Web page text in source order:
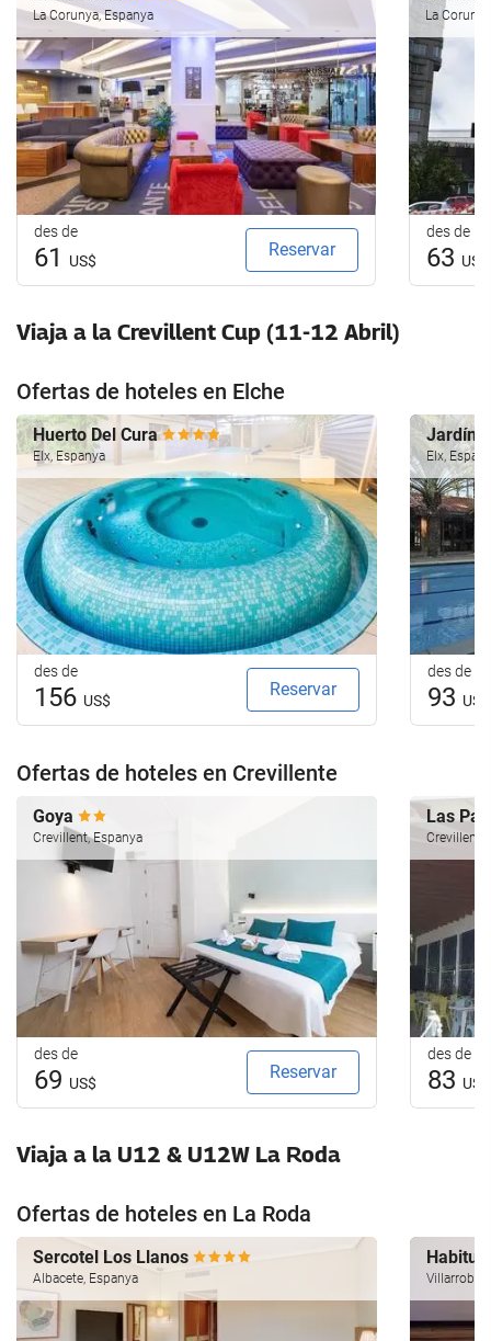
La Corunya, Espanya
des de
61 US$
Reservar
La
des de
63 US$
Viaja a la Crevillent Cup (11-12 Abril)
Ofertas de hoteles en Elche
Huerto Del Cura
Elx, Espanya
des de
156 US$
Reservar
Jardín
Elx,
des de
93 US$
Ofertas de hoteles en Crevillente
Goya
Crevillent, Espanya
des de
69 US$
Reservar
Las
Crevillent,
des de
83 US$
Viaja a la U12 & U12W La Roda
Ofertas de hoteles en La Roda
Sercotel Los Llanos
Albacete, Espanya